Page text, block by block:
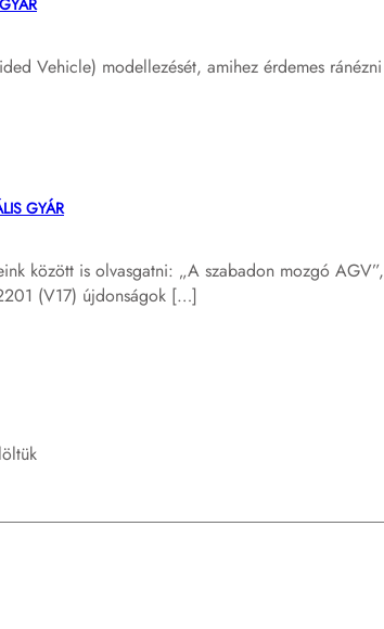
Vehicle) modellezését, amihez érdemes ránézni
GYÁR
között is olvasgatni: „A szabadon mozgó AGV”,
(V17) újdonságok […]